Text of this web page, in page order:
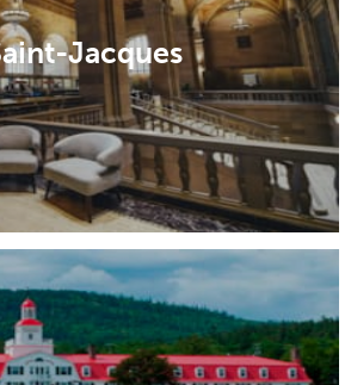
Jacques